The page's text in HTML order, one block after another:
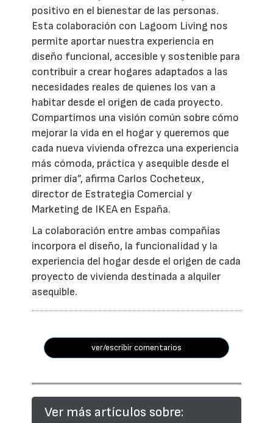
positivo en el bienestar de las personas.
Esta colaboración con Lagoom Living nos
permite aportar nuestra experiencia en
diseño funcional, accesible y sostenible para
contribuir a crear hogares adaptados a las
necesidades reales de quienes los van a
habitar desde el origen de cada proyecto.
Compartimos una visión común sobre cómo
mejorar la vida en el hogar y queremos que
cada nueva vivienda ofrezca una experiencia
más cómoda, práctica y asequible desde el
primer día”, afirma Carlos Cocheteux,
director de Estrategia Comercial y
Marketing de IKEA en España.
La colaboración entre ambas compañías
incorpora el diseño, la funcionalidad y la
experiencia del hogar desde el origen de cada
proyecto de vivienda destinada a alquiler
asequible.
ver/escribir comentarios
Ver más artículos sobre: